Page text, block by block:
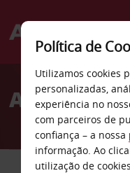
Welcome
AvisAluguer
CARRO
Política de
Utilizamos cookies
personalizadas,
experiência no
com parceiros de
confiança – a nossa
informação. Ao
utilização de